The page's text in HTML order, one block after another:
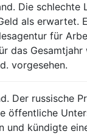
Die schlechte
als erwartet.
für
das
vorgesehen.
Der russische
öffentliche
und kündigte